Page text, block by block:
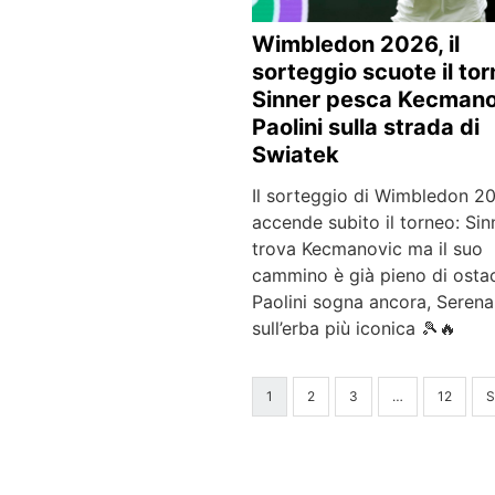
Wimbledon 2026, il
sorteggio scuote il
Sinner pesca
Paolini sulla strada di
Swiatek
Il sorteggio di Wimbledon
accende subito il torneo:
trova Kecmanovic ma il suo
cammino è già pieno di
Paolini sogna ancora,
sull’erba più iconica 🎾🔥
1 2 3 … 12